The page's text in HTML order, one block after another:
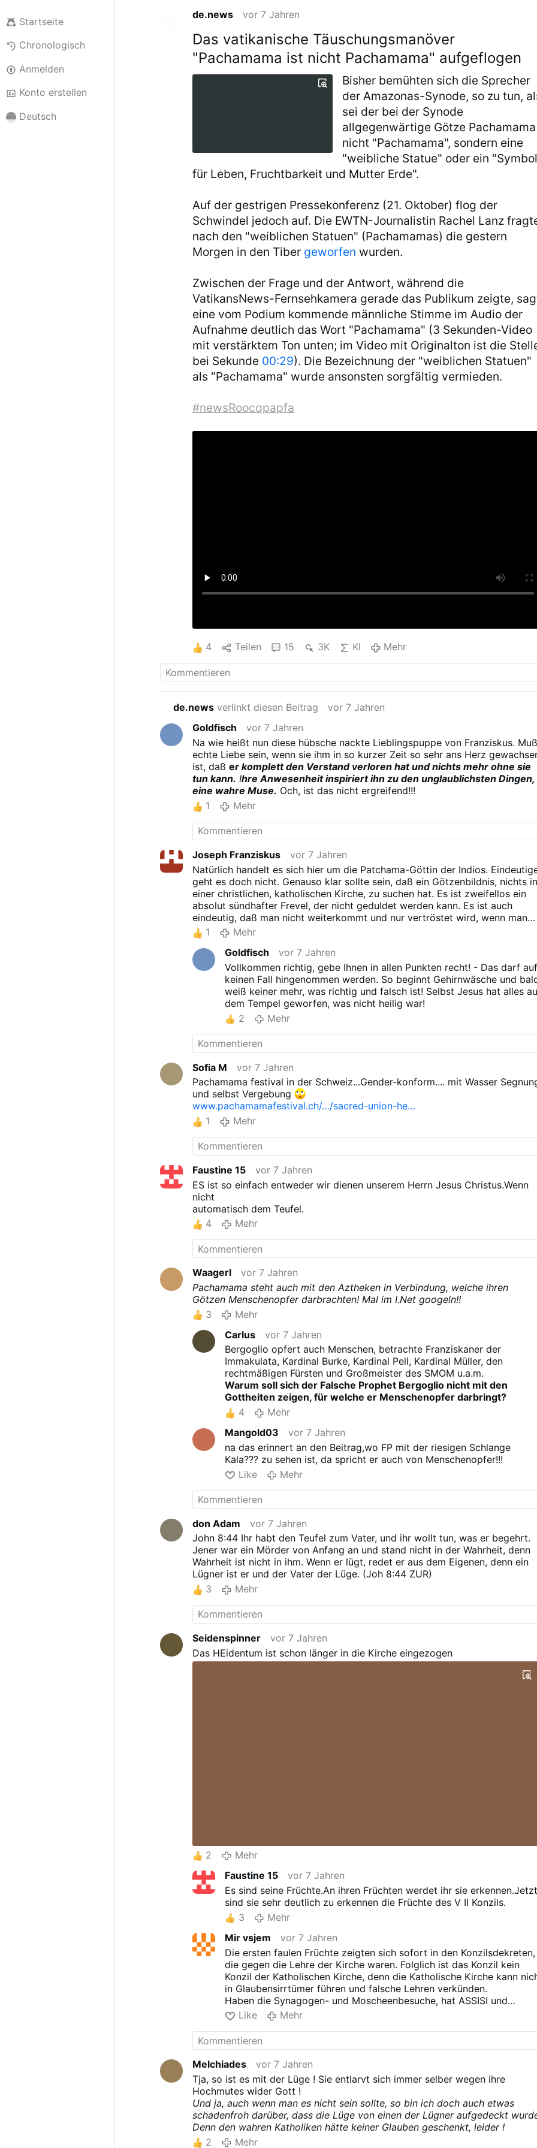
Startseite
Chronologisch
Anmelden
Konto erstellen
Deutsch
de.news vor 7 Jahren
Das vatikanische Täuschungsmanöver
"Pachamama ist nicht Pachamama" aufgeflogen
Bisher bemühten sich die Sprecher
der Amazonas-Synode, so zu tun,
sei der bei der Synode
allgegenwärtige Götze Pachamama
nicht "Pachamama", sondern eine
"weibliche Statue" oder ein
für Leben, Fruchtbarkeit und Mutter Erde".
Auf der gestrigen Pressekonferenz (21. Oktober) flog der
Schwindel jedoch auf. Die EWTN-Journalistin Rachel Lanz
nach den "weiblichen Statuen" (Pachamamas) die gestern
Morgen in den Tiber geworfen wurden.
Zwischen der Frage und der Antwort, während die
VatikansNews-Fernsehkamera gerade das Publikum zeigte,
eine vom Podium kommende männliche Stimme im Audio der
Aufnahme deutlich das Wort "Pachamama" (3 Sekunden-Video
mit verstärktem Ton unten; im Video mit Originalton ist die
bei Sekunde 00:29). Die Bezeichnung der "weiblichen Statuen"
als "Pachamama" wurde ansonsten sorgfältig vermieden.
#newsRoocqpapfa
4 Teilen 15 3K KI Mehr
de.news verlinkt diesen Beitrag
vor 7 Jahren
Goldfisch
vor 7 Jahren
Na wie heißt nun diese hübsche nackte Lieblingspuppe von Franziskus.
echte Liebe sein, wenn sie ihm in so kurzer Zeit so sehr ans Herz
ist, daßer komplett den Verstand verloren hat und nichts mehr ohne sie
tun kann. Ihre Anwesenheit inspiriert ihn zu den unglaublichsten Dingen,
eine wahre Muse. Och, ist das nicht ergreifend!!!
1
Mehr
Joseph Franziskus
vor 7 Jahren
Natürlich handelt es sich hier um die Patchama-Göttin der Indios.
geht es doch nicht. Genauso klar sollte sein, daß ein Götzenbildnis, nichts
einer christlichen, katholischen Kirche, zu suchen hat. Es ist zweifellos ein
absolut sündhafter Frevel, der nicht geduldet werden kann. Es ist auch
eindeutig, daß man nicht weiterkommt und nur vertröstet wird, wenn man
bei den verantwortlichen kirchlichen Autoritäten, dieses Sakrileg
beanstandet und noch weniger Wirkung, würde eine Anzeige bei den
weltlichen Behörden zeigen. Deshalb müssen auch Laien, den einzig
gangbaren Weg gehen und diese Götzen, aus den Kirchen entfernen. Es ist
traurig, wenn katholische Gläubige, dieses Vorgehen verurteilen und
anprangern, bei dem die Götzen aus der Kirche entfernt wurden. Diese
Haltung führt zwangsläufig zur weiteren Entweihungen, zu weiteren
Glaubensverlust und zu weiteren Beleidigungen Gottes. Diese Haltung ist
Opportunismus pur und ist feige, gotteslästerlich und gekennzeichnet, von
Unterwürfigkeit. Da gibt es nichts zu beschönigen. Ich möchte
niemanden.beleidigen und angreifen, aber bei einer derart unerträglichen
Beleidigung Gottes, muß das so klar ausgesprochen werden.
1
Mehr
Goldfisch
vor 7 Jahren
Vollkommen richtig, gebe Ihnen in allen Punkten recht! - Das darf
keinen Fall hingenommen werden. So beginnt Gehirnwäsche und
weiß keiner mehr, was richtig und falsch ist! Selbst Jesus hat alles
dem Tempel geworfen, was nicht heilig war!
2
Mehr
Sofia M
vor 7 Jahren
Pachamama festival in der Schweiz...Gender-konform.... mit Wasser
und selbst Vergebung
www.pachamamafestival.ch/…/sacred-union-he…
1
Mehr
Faustine 15
vor 7 Jahren
ES ist so einfach entweder wir dienen unserem Herrn Jesus Christus.Wenn
nicht
automatisch dem Teufel.
4
Mehr
Waagerl
vor 7 Jahren
Pachamama steht auch mit den Aztheken in Verbindung, welche ihren
Götzen Menschenopfer darbrachten! Mal im I.Net googeln!!
3
Mehr
Carlus
vor 7 Jahren
Bergoglio opfert auch Menschen, betrachte Franziskaner der
Immakulata, Kardinal Burke, Kardinal Pell, Kardinal Müller, den
rechtmäßigen Fürsten und Großmeister des SMOM u.a.m.
Warum soll sich der Falsche Prophet Bergoglio nicht mit den
Gottheiten zeigen, für welche er Menschenopfer darbringt?
4
Mehr
Mangold03
vor 7 Jahren
na das erinnert an den Beitrag,wo FP mit der riesigen Schlange
Kala??? zu sehen ist, da spricht er auch von Menschenopfer!!!
Like
Mehr
don Adam
vor 7 Jahren
John 8:44 Ihr habt den Teufel zum Vater, und ihr wollt tun, was er begehrt.
Jener war ein Mörder von Anfang an und stand nicht in der Wahrheit, denn
Wahrheit ist nicht in ihm. Wenn er lügt, redet er aus dem Eigenen, denn ein
Lügner ist er und der Vater der Lüge. (Joh 8:44 ZUR)
3
Mehr
Seidenspinner
vor 7 Jahren
Das HEidentum ist schon länger in die Kirche eingezogen
2
Mehr
Faustine 15
vor 7 Jahren
Es sind seine Früchte.An ihren Früchten werdet ihr sie
sind sie sehr deutlich zu erkennen die Früchte des V II Konzils.
3
Mehr
Mir vsjem
vor 7 Jahren
Die ersten faulen Früchte zeigten sich sofort in den Konzilsdekreten,
die gegen die Lehre der Kirche waren. Folglich ist das Konzil kein
Konzil der Katholischen Kirche, denn die Katholische Kirche kann
in Glaubensirrtümer führen und falsche Lehren verkünden.
Haben die Synagogen- und Moscheenbesuche, hat ASSISI und
zahllose interkonfessionelle Zusammenkünfte nicht gereicht?
Like Mehr
Melchiades
vor 7 Jahren
Tja, so ist es mit der Lüge ! Sie entlarvt sich immer selber wegen ihre
Hochmutes wider Gott !
Und ja, auch wenn man es nicht sein sollte, so bin ich doch auch etwas
schadenfroh darüber, dass die Lüge von einen der Lügner aufgedeckt
Denn den wahren Katholiken hätte keiner Glauben geschenkt, leider !
2
Mehr